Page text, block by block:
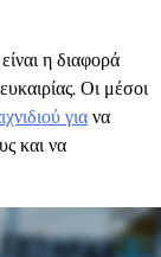
η διαφορά
Οι μέσοι
για να
και να